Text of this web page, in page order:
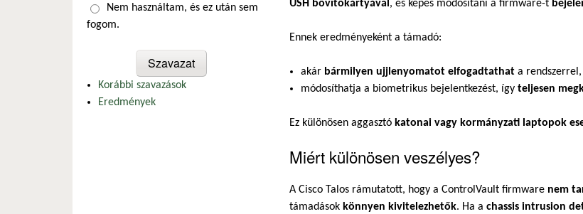
USH bővítőkártyával, és képes módosítani a firmware-t
Ennek eredményeként a támadó:
akár bármilyen ujjlenyomatot elfogadtathat a rendszerrel,
módosíthatja a biometrikus bejelentkezést, így teljesen
Ez különösen aggasztó katonai vagy kormányzati laptopok
Miért különösen veszélyes?
A Cisco Talos rámutatott, hogy a ControlVault firmware nem
támadások könnyen kivitelezhetők. Ha a chassis intrusion
Nem használtam, és ez után sem
fogom.
Korábbi szavazások
Eredmények